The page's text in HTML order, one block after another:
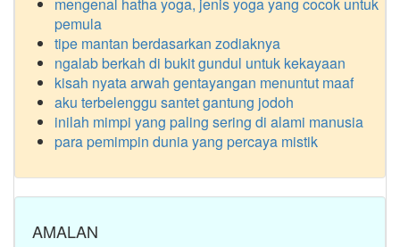
pemula
tipe mantan berdasarkan zodiaknya
ngalab berkah di bukit gundul untuk kekayaan
kisah nyata arwah gentayangan menuntut maaf
aku terbelenggu santet gantung jodoh
inilah mimpi yang paling sering di alami manusia
para pemimpin dunia yang percaya mistik
AMALAN